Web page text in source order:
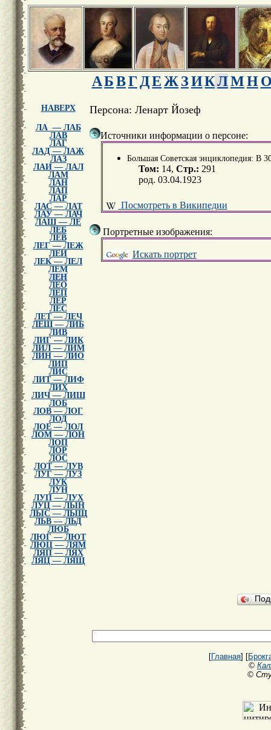
АБВГ ДЕ Ж ЗИКЛМН
НАВЕРХ
ЛА — ЛАБ
ЛАВ
ЛАГ
ЛАД — ЛАЖ
ЛАЗ
ЛАИ — ЛАЛ
ЛАМ
ЛАН
ЛАП
ЛАР
ЛАС — ЛАТ
ЛАУ — ЛАЧ
ЛАШ — ЛЕ
ЛЕБ
ЛЕВ
ЛЕГ — ЛЕЖ
ЛЕИ
ЛЕК — ЛЕЛ
ЛЕМ
ЛЕН
ЛЕО
ЛЕП
ЛЕР
ЛЕС
ЛЕТ — ЛЕЧ
ЛЕШ — ЛИБ
ЛИВ
ЛИГ — ЛИК
ЛИЛ — ЛИМ
ЛИН — ЛИО
ЛИП
ЛИС
ЛИТ — ЛИФ
ЛИХ
ЛИЧ — ЛИШ
ЛОБ
ЛОВ — ЛОГ
ЛОД
ЛОЕ — ЛОЛ
ЛОМ — ЛОН
ЛОП
ЛОР
ЛОС
ЛОТ — ЛУВ
ЛУГ — ЛУЗ
ЛУК
ЛУН
ЛУП — ЛУХ
ЛУЦ — ЛЫН
ЛЫС — ЛЫЩ
ЛЬВ — ЛЬД
ЛЮБ
ЛЮГ — ЛЮТ
ЛЮЦ — ЛЯМ
ЛЯП — ЛЯХ
ЛЯЦ — ЛЯЩ
Персона: Ленарт Йозеф
Источники информации о персоне:
Большая Советская энциклопедия: В
Том: 14, Стр.: 291
род. 03.04.1923
Посмотреть в Википедии
Портретные изображения:
Искать портрет
[Главная] [
©
©